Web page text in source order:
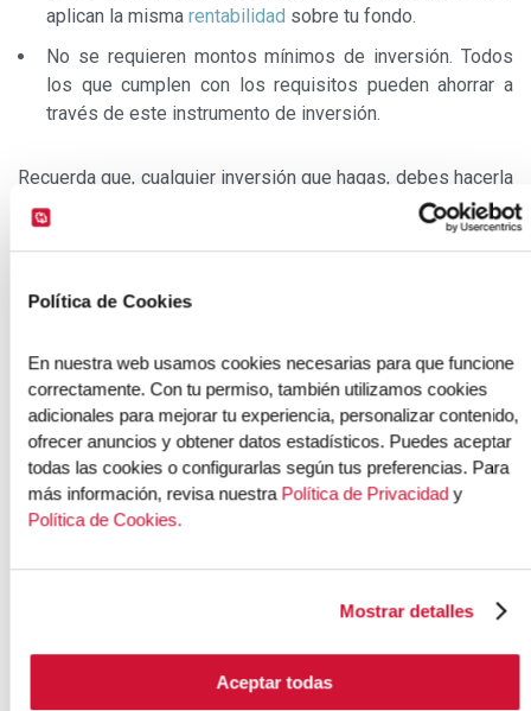
Política de Cookies
En nuestra web usamos cookies necesarias para que funcione
correctamente. Con tu permiso, también utilizamos cookies
adicionales para mejorar tu experiencia, personalizar contenido,
ofrecer anuncios y obtener datos estadísticos. Puedes aceptar
todas las cookies o configurarlas según tus preferencias. Para
más información, revisa nuestra Política de Privacidad
y
Política de Cookies.
Mostrar detalles
Aceptar todas
aplican la misma rentabilidad sobre tu fondo.
No se requieren montos mínimos de inversión. Todos
los que cumplen con los requisitos pueden ahorrar a
través de este instrumento de inversión.
Recuerda que, cualquier inversión que hagas, debes hacerla
informado. Por eso en AFP Habitat nos preocupamos por
compartir información acerca de AFP, economía, bolsa,
administrar tu dinero y lo hagas crecer.
inversión que estudia y sigue los mercados para decidir
mejor y hacer crecer tu fondo. En AFP Habitat somos
líderes en rentabilidad desde que llegamos a Perú. Por
eso, cuando decidas hacer aportes, prioriza quién te ofrece
el mayor crecimiento de tu dinero porque así ganarás más y
gozarás de una mejor jubilación.